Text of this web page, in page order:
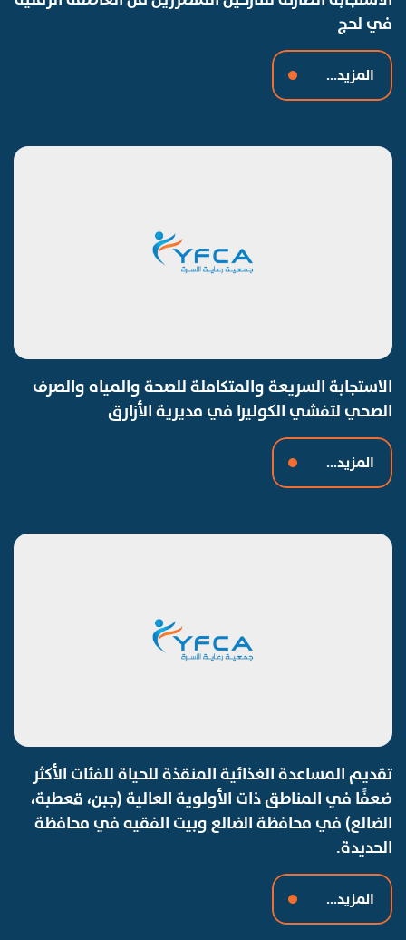
في لحج
المزيد...
الاستجابة السريعة والمتكاملة للصحة والمياه والصرف
الصحي لتفشي الكوليرا في مديرية الأزارق
المزيد...
تقديم المساعدة الغذائية المنقذة للحياة للفئات الأكثر
ضعفًا في المناطق ذات الأولوية العالية (جبن، قعطبة،
الضالع) في محافظة الضالع وبيت الفقيه في محافظة
الحديدة.
المزيد...